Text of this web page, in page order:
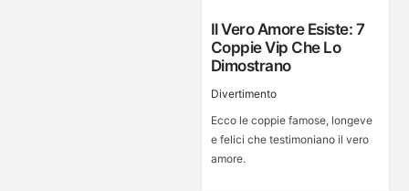
Il Vero Amore Esiste: 7
Coppie Vip Che Lo
Dimostrano
Divertimento
Ecco le coppie famose, longeve
e felici che testimoniano il vero
amore.